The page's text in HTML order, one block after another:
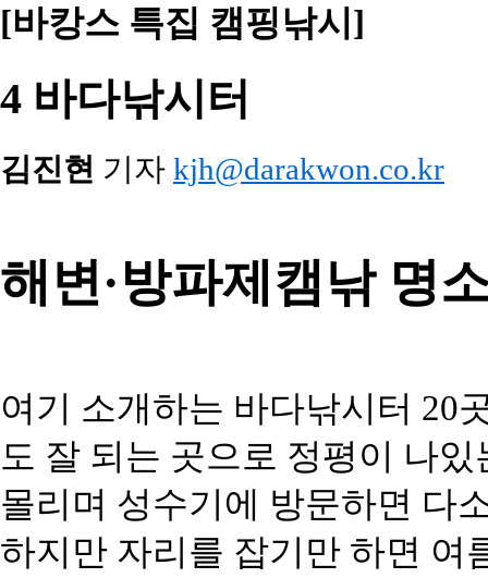
[바캉스 특집 캠핑낚시]
4 바다낚시터
김진현 기자 kjh@darakwon.co.kr
해변·방파제캠낚 명
여기 소개하는 바다낚시터 20
도 잘 되는 곳으로 정평이 나
몰리며 성수기에 방문하면 다
하지만 자리를 잡기만 하면 여